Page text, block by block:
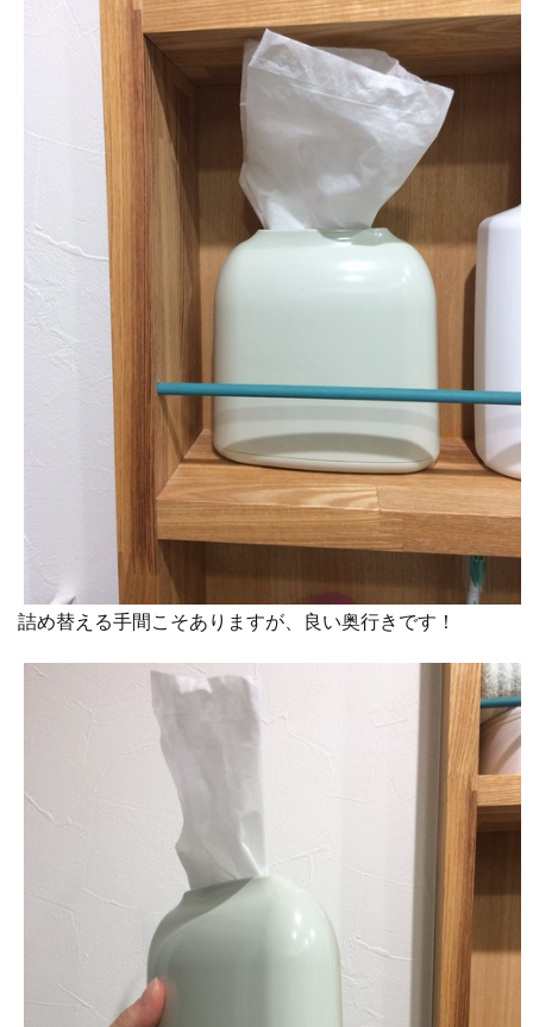
詰め替える手間こそありますが、良い奥行きです！